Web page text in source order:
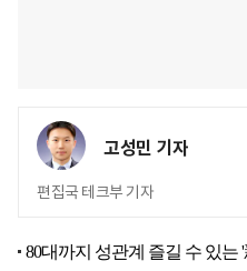
고성민 기자
편집국 테크부 기자